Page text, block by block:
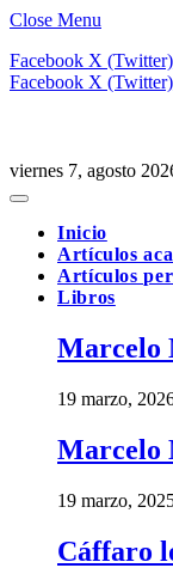
Close Menu
Facebook X (Twitter)
Facebook X (Twitter)
viernes 7, agosto
Inicio
Artículos
Artículos
Libros
Marcelo
19 marzo,
Marcelo
19 marzo,
Cáffaro